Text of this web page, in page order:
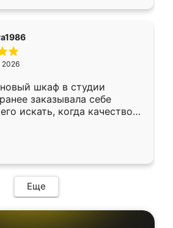
2026
шкаф в студии
заказывала себе
искать, когда качеством
Служит кухня уже почти
нет.
Еще